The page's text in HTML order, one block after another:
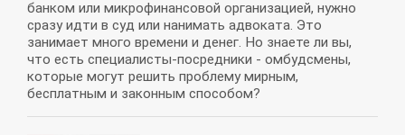
банком или микрофинансовой организацией, нужно
сразу идти в суд или нанимать адвоката. Это
занимает много времени и денег. Но знаете ли вы,
что есть специалисты-посредники - омбудсмены,
которые могут решить проблему мирным,
бесплатным и законным способом?